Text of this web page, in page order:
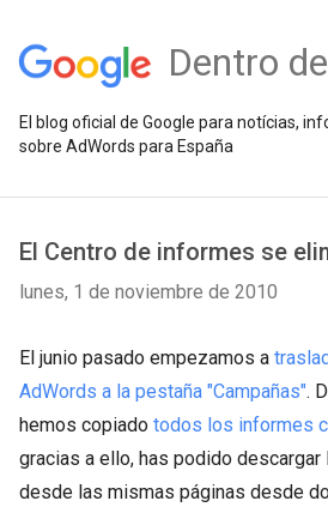
Dentro
El blog oficial de Google para notícias,
sobre AdWords para España
El Centro de informes se
lunes, 1 de noviembre de 2010
El junio pasado empezamos a
AdWords a la pestaña "Campañas".
hemos copiado todos los informes
gracias a ello, has podido
desde las mismas páginas desde